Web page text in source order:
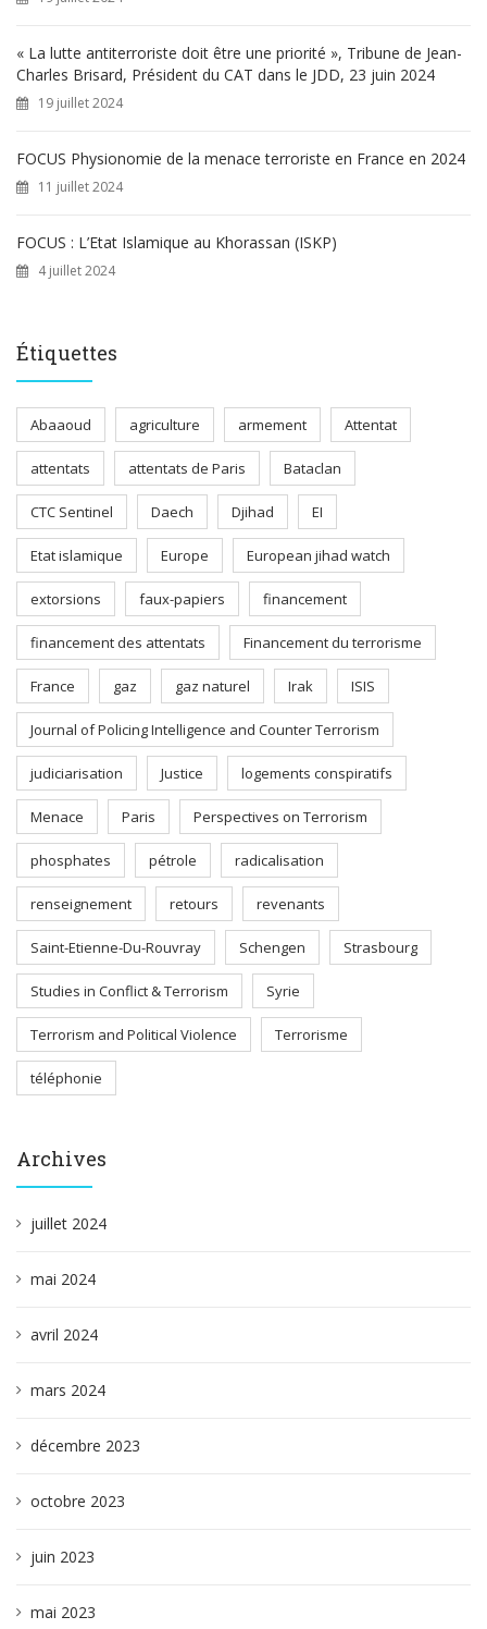
« La lutte antiterroriste doit être une priorité », Tribune de Jean-
Charles Brisard, Président du CAT dans le JDD, 23 juin 2024
19 juillet 2024
FOCUS Physionomie de la menace terroriste en France en 2024
11 juillet 2024
FOCUS : L’Etat Islamique au Khorassan (ISKP)
4 juillet 2024
Étiquettes
Abaaoud agriculture armement Attentat
attentats attentats de Paris Bataclan
CTC Sentinel Daech Djihad EI
Etat islamique Europe European jihad watch
extorsions faux-papiers financement
financement des attentats Financement du terrorisme
France gaz gaz naturel Irak ISIS
Journal of Policing Intelligence and Counter Terrorism
judiciarisation Justice logements conspiratifs
Menace Paris Perspectives on Terrorism
phosphates pétrole radicalisation
renseignement retours revenants
Saint-Etienne-Du-Rouvray Schengen Strasbourg
Studies in Conflict & Terrorism Syrie
Terrorism and Political Violence Terrorisme
téléphonie
Archives
juillet 2024
mai 2024
avril 2024
mars 2024
décembre 2023
octobre 2023
juin 2023
mai 2023